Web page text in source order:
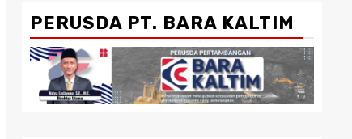
PERUSDA PT. BARA KALTIM